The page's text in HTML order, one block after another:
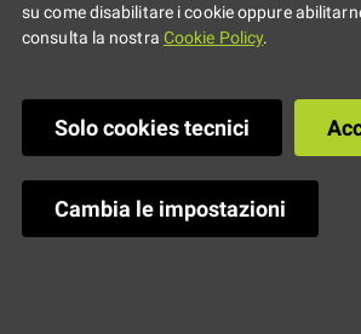
European
Event
Il Parlamento Europeo
400 volontari e
su come disabilitare i cookie oppure
consulta la nostra Cookie Policy.
Solo cookies tecnici
Cambia le impostazioni